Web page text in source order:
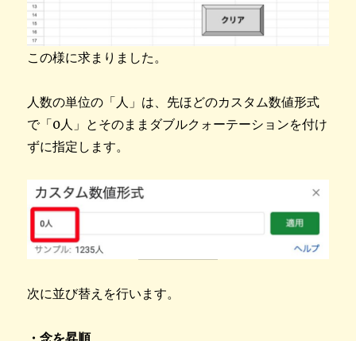
この様に求まりました。
人数の単位の「人」は、先ほどのカスタム数値形式
で「0人」とそのままダブルクォーテーションを付け
ずに指定します。
次に並び替えを行います。
・念を昇順